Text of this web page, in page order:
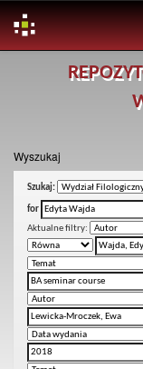
Wyszukaj
Szukaj:
for
Aktualne filtry: